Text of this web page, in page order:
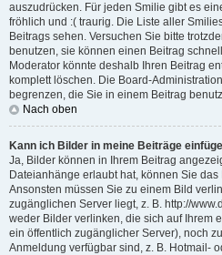
auszudrücken. Für jeden Smilie gibt es
fröhlich und :( traurig. Die Liste aller
Beitrags sehen. Versuchen Sie bitte
benutzen, sie können einen Beitrag
Moderator könnte deshalb Ihren Beitrag
komplett löschen. Die Board-
begrenzen, die Sie in einem Beitrag
Nach oben
Kann ich Bilder in meine Beiträge
Ja, Bilder können in Ihrem Beitrag
Dateianhänge erlaubt hat, können Sie
Ansonsten müssen Sie zu einem Bild
zugänglichen Server liegt, z. B. http://
weder Bilder verlinken, die sich auf Ihrem
ein öffentlich zugänglicher Server), noch
Anmeldung verfügbar sind, z. B. Hotmail-